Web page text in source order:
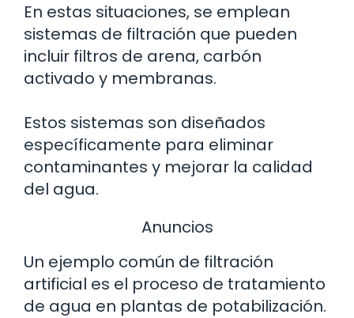
En estas situaciones, se emplean
sistemas de filtración que pueden
incluir filtros de arena, carbón
activado y membranas.
Estos sistemas son diseñados
específicamente para eliminar
contaminantes y mejorar la calidad
del agua.
Anuncios
Un ejemplo común de filtración
artificial es el proceso de tratamiento
de agua en plantas de potabilización.